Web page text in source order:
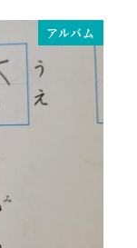
アルバム